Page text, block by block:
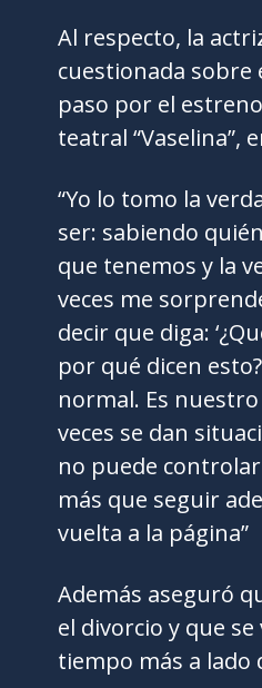
Al respecto, la
cuestionada sobre
paso por el
teatral “Vaselina”,
“Yo lo tomo la
ser: sabiendo
que tenemos y la
veces me
decir que diga:
por qué dicen
normal. Es
veces se dan
no puede
más que seguir
vuelta a la página”
Además aseguró
el divorcio y que
tiempo más a lado